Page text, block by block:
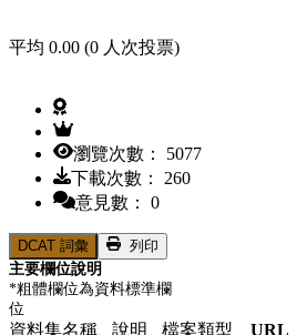
平均 0.00 (0 人次投票)
瀏覽次數： 5077
下載次數： 260
意見數： 0
DCAT 詞彙
列印
主要欄位說明
*粗體欄位為資料標準欄
位
資料集名稱、說明、檔案類型、 URL